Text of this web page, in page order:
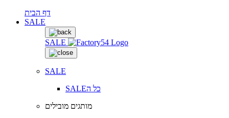
דף הבית
SALE
SALE
SALE
SALEכל ה
מותגים מובילים